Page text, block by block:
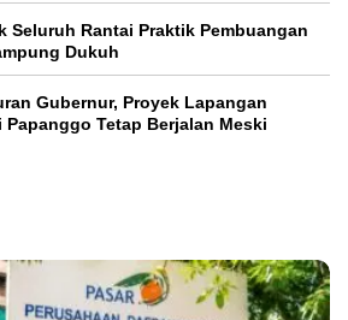
Seluruh Rantai Praktik Pembuangan
Dukuh
Gubernur, Proyek Lapangan
Papanggo Tetap Berjalan Meski